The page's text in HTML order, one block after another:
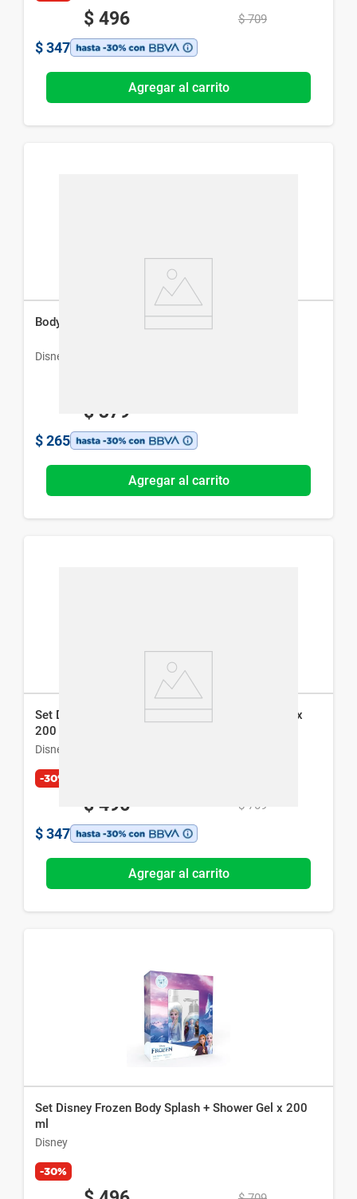
$ 496 $ 709
$ 347
Agregar al carrito
Body Splash Disney Frozen 102 x 200 ml
Disney
$ 379
$ 265
Agregar al carrito
Set Disney Spiderman Body Splash + Shower Gel x
200 ml
Disney
-30%
$ 496 $ 709
$ 347
Agregar al carrito
Set Disney Frozen Body Splash + Shower Gel x 200
ml
Disney
-30%